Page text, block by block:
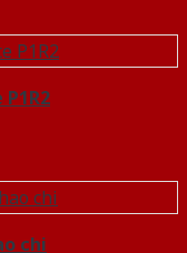
chi